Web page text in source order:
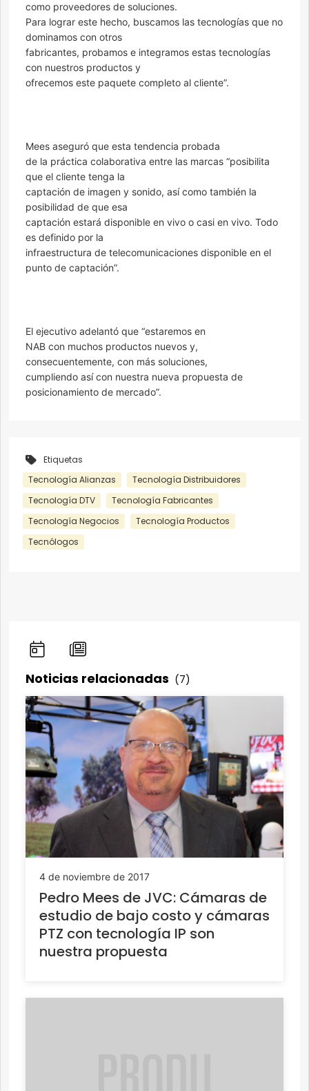
como proveedores de soluciones.
Para lograr este hecho, buscamos las tecnologías que no
dominamos con otros
fabricantes, probamos e integramos estas tecnologías
con nuestros productos y
ofrecemos este paquete completo al cliente”.
Mees aseguró que esta tendencia probada
de la práctica colaborativa entre las marcas “posibilita
que el cliente tenga la
captación de imagen y sonido, así como también la
posibilidad de que esa
captación estará disponible en vivo o casi en vivo. Todo
es definido por la
infraestructura de telecomunicaciones disponible en el
punto de captación”.
El ejecutivo adelantó que “estaremos en
NAB con muchos productos nuevos y,
consecuentemente, con más soluciones,
cumpliendo así con nuestra nueva propuesta de
posicionamiento de mercado”.
Etiquetas
Tecnología Alianzas
Tecnología Distribuidores
Tecnología DTV
Tecnología Fabricantes
Tecnología Negocios
Tecnología Productos
Tecnólogos
Noticias relacionadas (7)
4 de noviembre de 2017
Pedro Mees de JVC: Cámaras de
estudio de bajo costo y cámaras
PTZ con tecnología IP son
nuestra propuesta